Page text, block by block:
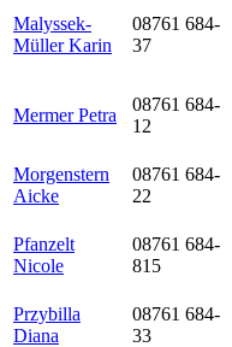
Malyssek-
Müller Karin
08761 684-
37
Mermer Petra
08761 684-
12
Morgenstern
Aicke
08761 684-
22
Pfanzelt
Nicole
08761 684-
815
Przybilla
Diana
08761 684-
33